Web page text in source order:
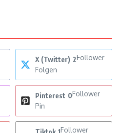
X (Twitter) 2Follower
Folgen
Pinterest 0Follower
Pin
Follower